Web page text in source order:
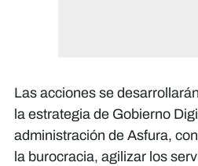
Las acciones se
la estrategia de Gobierno
administración de Asfura,
la burocracia, agilizar los